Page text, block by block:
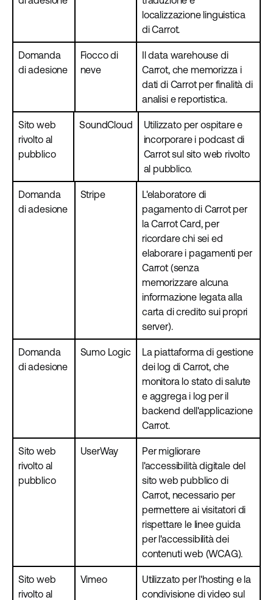
localizzazione linguistica
di Carrot.
Domanda
di adesione
Fiocco di
neve
Il data warehouse di
Carrot, che memorizza i
dati di Carrot per finalità di
analisi e reportistica.
Sito web
rivolto al
pubblico
SoundCloud
Utilizzato per ospitare e
incorporare i podcast di
Carrot sul sito web rivolto
al pubblico.
Domanda
di adesione
Stripe
L'elaboratore di
pagamento di Carrot per
la Carrot Card, per
ricordare chi sei ed
elaborare i pagamenti per
Carrot (senza
memorizzare alcuna
informazione legata alla
carta di credito sui propri
server).
Domanda
di adesione
Sumo Logic
La piattaforma di gestione
dei log di Carrot, che
monitora lo stato di salute
e aggrega i log per il
backend dell'applicazione
Carrot.
Sito web
rivolto al
pubblico
UserWay
Per migliorare
l'accessibilità digitale del
sito web pubblico di
Carrot, necessario per
permettere ai visitatori di
rispettare le linee guida
per l'accessibilità dei
contenuti web (WCAG).
Sito web
rivolto al
Vimeo
Utilizzato per l'hosting e la
condivisione di video sul